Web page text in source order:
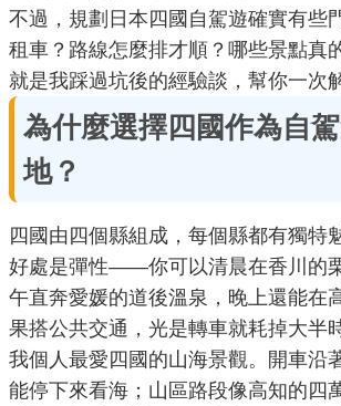
不過，規劃日本四國自駕遊確實有些
租車？路線怎麼排才順？哪些景點真
就是我踩過坑後的經驗談，幫你一次
為什麼選擇四國作為自
地？
四國由四個縣組成，每個縣都有獨特
好處是彈性——你可以清晨在香川的
午直奔愛媛的道後溫泉，晚上還能在
果搭公共交通，光是轉車就耗掉大半
我個人最愛四國的山海景觀。開車沿
能停下來看海；山區路段像高知的四